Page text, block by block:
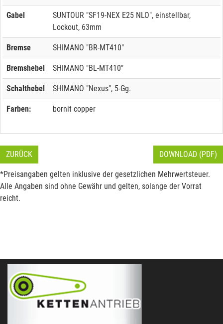
Gabel
SUNTOUR "SF19-NEX E25 NLO", einstellbar,
Lockout, 63mm
Bremse SHIMANO "BR-MT410"
Bremshebel SHIMANO "BL-MT410"
Schalthebel SHIMANO "Nexus", 5-Gg.
Farben: bornit copper
ZURÜCK DOWNLOAD (PDF)
*Preisangaben gelten inklusive der gesetzlichen Mehrwertsteuer.
Alle Angaben sind ohne Gewähr und gelten, solange der Vorrat
reicht.